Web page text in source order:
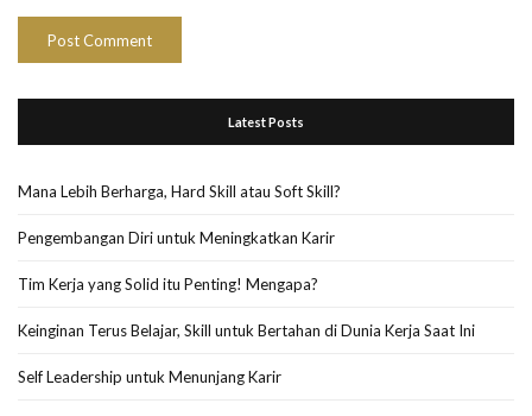
Latest Posts
Mana Lebih Berharga, Hard Skill atau Soft Skill?
Pengembangan Diri untuk Meningkatkan Karir
Tim Kerja yang Solid itu Penting! Mengapa?
Keinginan Terus Belajar, Skill untuk Bertahan di Dunia Kerja Saat Ini
Self Leadership untuk Menunjang Karir